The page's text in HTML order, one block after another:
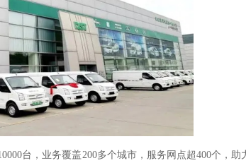
台，业务覆盖200多个城市，服务网点超400个，助